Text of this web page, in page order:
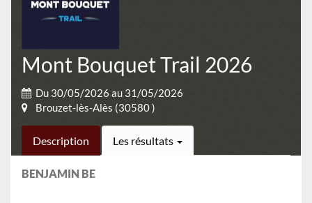
Mont Bouquet Trail 2026
Du 30/05/2026 au 31/05/2026
Brouzet-lès-Alès (30580 )
Description Les résultats
BENJAMIN BE